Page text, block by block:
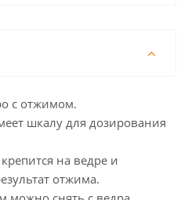
с отжимом.
шкалу для дозирования
на ведре и
отжима.